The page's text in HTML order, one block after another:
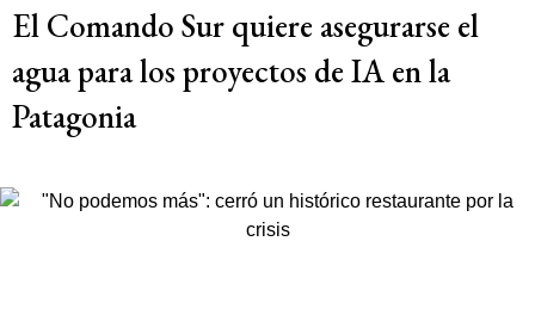
El Comando Sur quiere asegurarse el
agua para los proyectos de IA en la
Patagonia